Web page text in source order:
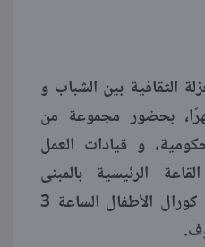
الثقافية بين الشباب و
الساعة 11 ظهرًا، بحضور مجموعة من
و قيادات العمل
الرئيسية بالمبنى
الاجتماعي، وعرض لفرقة كورال الأطفال الساعة 3